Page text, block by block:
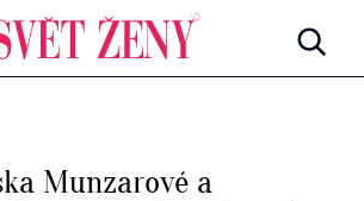
Munzarové a